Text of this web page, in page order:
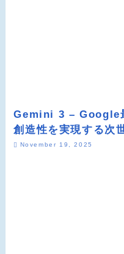
Gemini 3 – Google
創造性を実現する次
November 19, 2025